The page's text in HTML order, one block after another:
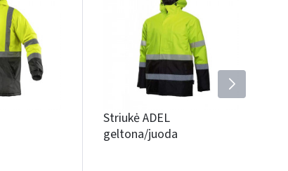
Striukė ADEL
geltona/juoda